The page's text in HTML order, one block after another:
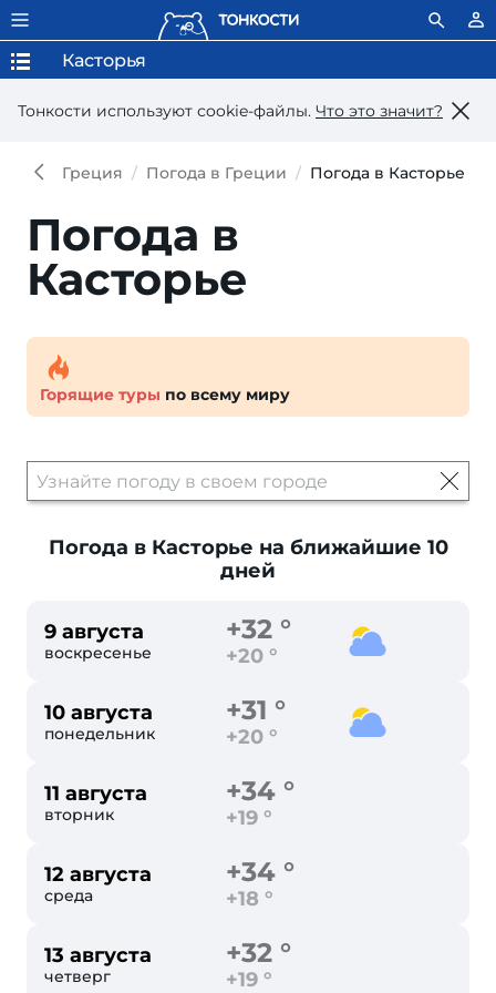
Тонкости используют сookie-файлы. Что это значит?
Касторья
Греция Погода в Греции Погода в Касторье
Погода в
Касторье
Горящие туры по всему миру
Погода в Касторье на ближайшие 10
дней
9 августа
воскресенье
+32 °
+20 °
10 августа
понедельник
+31 °
+20 °
11 августа
вторник
+34 °
+19 °
12 августа
среда
+34 °
+18 °
13 августа
четверг
+32 °
+19 °